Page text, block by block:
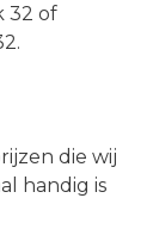
32 of
die wij
handig is